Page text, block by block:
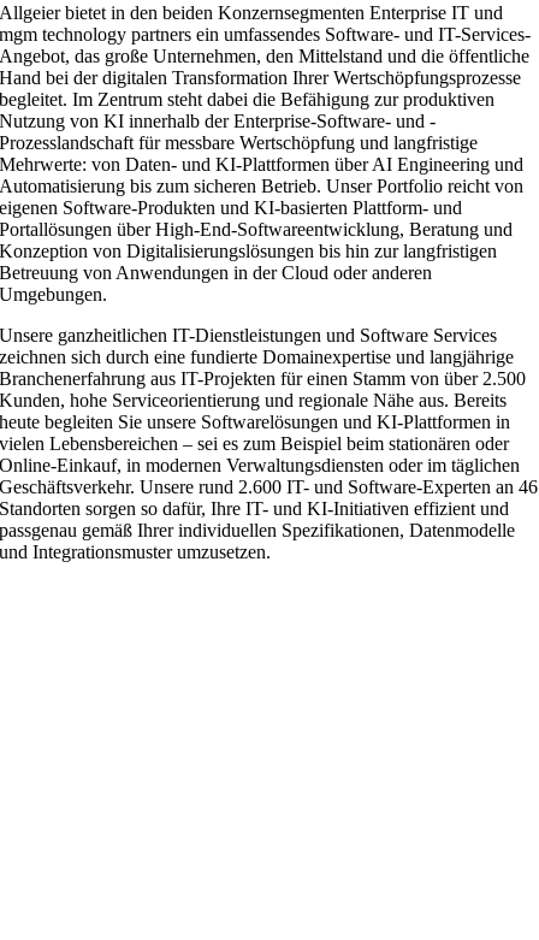
Allgeier bietet in den beiden Konzernsegmenten Enterprise IT und
mgm technology partners ein umfassendes Software- und IT-Services-
Angebot, das große Unternehmen, den Mittelstand und die öffentliche
Hand bei der digitalen Transformation Ihrer Wertschöpfungsprozesse
begleitet. Im Zentrum steht dabei die Befähigung zur produktiven
Nutzung von KI innerhalb der Enterprise-Software- und -
Prozesslandschaft für messbare Wertschöpfung und langfristige
Mehrwerte: von Daten- und KI-Plattformen über AI Engineering und
Automatisierung bis zum sicheren Betrieb. Unser Portfolio reicht von
eigenen Software-Produkten und KI-basierten Plattform- und
Portallösungen über High-End-Softwareentwicklung, Beratung und
Konzeption von Digitalisierungslösungen bis hin zur langfristigen
Betreuung von Anwendungen in der Cloud oder anderen
Umgebungen.
Unsere ganzheitlichen IT-Dienstleistungen und Software Services
zeichnen sich durch eine fundierte Domainexpertise und langjährige
Branchenerfahrung aus IT-Projekten für einen Stamm von über 2.500
Kunden, hohe Serviceorientierung und regionale Nähe aus. Bereits
heute begleiten Sie unsere Softwarelösungen und KI-Plattformen in
vielen Lebensbereichen – sei es zum Beispiel beim stationären oder
Online-Einkauf, in modernen Verwaltungsdiensten oder im täglichen
Geschäftsverkehr. Unsere rund 2.600 IT- und Software-Experten an 46
Standorten sorgen so dafür, Ihre IT- und KI-Initiativen effizient und
passgenau gemäß Ihrer individuellen Spezifikationen, Datenmodelle
und Integrationsmuster umzusetzen.